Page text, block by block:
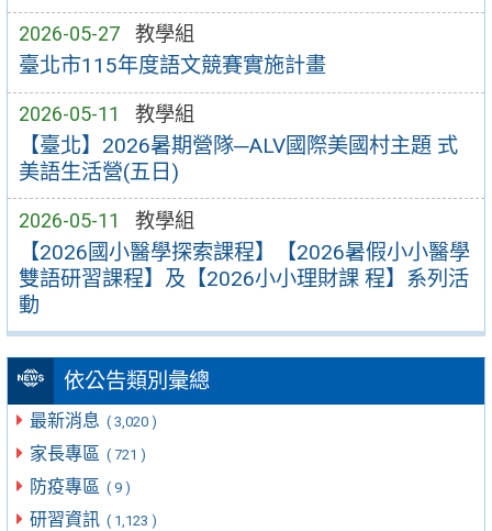
2026-05-27 教學組
臺北市115年度語文競賽實施計畫
2026-05-11 教學組
【臺北】2026暑期營隊─ALV國際美國村主題 式
美語生活營(五日)
2026-05-11 教學組
【2026國小醫學探索課程】【2026暑假小小醫學
雙語研習課程】及【2026小小理財課 程】系列活
動
依公告類別彙總
最新消息 ( 3,020 )
家長專區 ( 721 )
防疫專區 ( 9 )
研習資訊 ( 1,123 )